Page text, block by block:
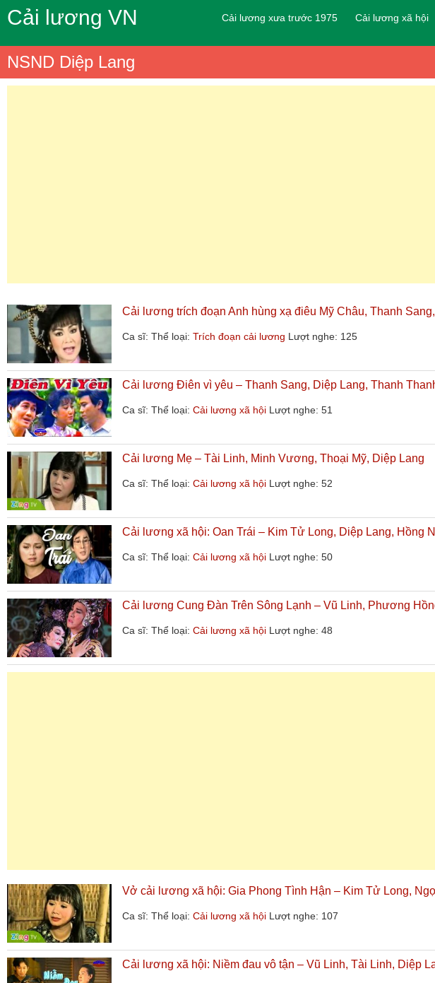
Cải lương VN Cải lương xưa trước 1975 Cải lương xã hội
NSND Diệp Lang
Cải lương trích đoạn Anh hùng xạ điêu Mỹ Châu, Thanh
Ca sĩ: Thể loại: Trích đoạn cải lương Lượt nghe: 125
Cải lương Điên vì yêu – Thanh Sang, Diệp Lang, Thanh
Ca sĩ: Thể loại: Cải lương xã hội Lượt nghe: 51
Cải lương Mẹ – Tài Linh, Minh Vương, Thoại Mỹ, Diệp Lang
Ca sĩ: Thể loại: Cải lương xã hội Lượt nghe: 52
Cải lương xã hội: Oan Trái – Kim Tử Long, Diệp Lang, Hồng
Ca sĩ: Thể loại: Cải lương xã hội Lượt nghe: 50
Cải lương Cung Đàn Trên Sông Lạnh – Vũ Linh, Phương
Ca sĩ: Thể loại: Cải lương xã hội Lượt nghe: 48
Vở cải lương xã hội: Gia Phong Tình Hận – Kim Tử Long,
Ca sĩ: Thể loại: Cải lương xã hội Lượt nghe: 107
Cải lương xã hội: Niềm đau vô tận – Vũ Linh, Tài Linh, Diệp